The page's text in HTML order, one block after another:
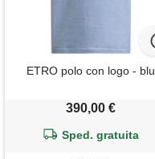
ETRO polo con logo - blu
390,00 €
Sped. gratuita